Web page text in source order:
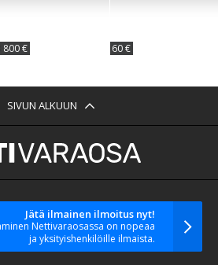
800 € 60 €
SIVUN ALKUUN
Jätä ilmainen ilmoitus nyt!
Nettivaraosassa on nopeaa
ja yksityishenkilöille ilmaista.